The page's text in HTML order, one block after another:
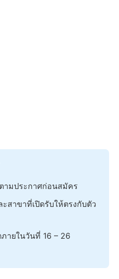
ามประกาศก่อนสมัคร
สาขาที่เปิดรับให้ตรงกับตัว
ายในวันที่ 16 – 26